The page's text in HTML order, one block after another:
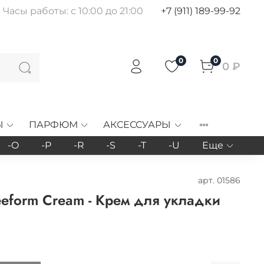
Часы работы: с 10:00 до 21:00 +7 (911) 189-99-92
0 0 0 ₽
ПАРФЮМ
АКСЕССУАРЫ
-O -P -R -S -T -U
Еще
арт. 01586
Cream - Крем для укладки